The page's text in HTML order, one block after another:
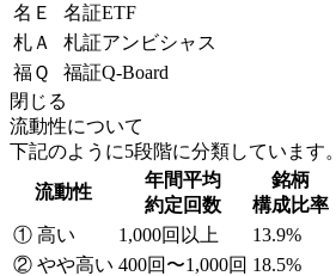
名Ｅ
名証ETF
札Ａ
札証アンビシャス
福Ｑ
福証Q-Board
閉じる
流動性について
下記のように5段階に分類しています。
流動性
年間平均
約定回数
銘柄
構成比率
① 高い
1,000回以上
13.9%
② やや高い 400回〜1,000回 18.5%